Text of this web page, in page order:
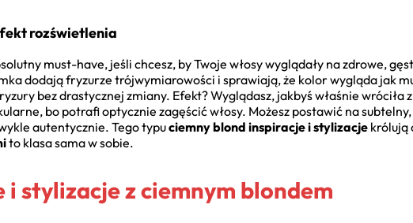
rozświetlenia
must-have, jeśli chcesz, by Twoje włosy wyglądały na zdrowe,
dodają fryzurze trójwymiarowości i sprawiają, że kolor wygląda jak
bez drastycznej zmiany. Efekt? Wyglądasz, jakbyś właśnie wróciła
bo potrafi optycznie zagęścić włosy. Możesz postawić na subtelny,
autentycznie. Tego typuciemny blond inspiracje i stylizacje królują
to klasa sama w sobie.
stylizacje z ciemnym blondem